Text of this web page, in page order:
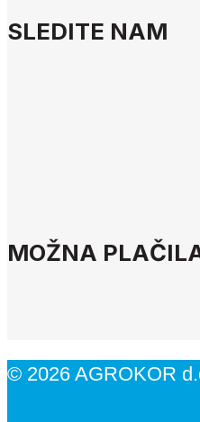
SLEDITE NAM
MOŽNA
© 2026 AGROKOR